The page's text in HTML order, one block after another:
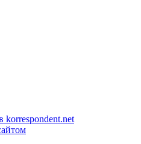
korrespondent.net